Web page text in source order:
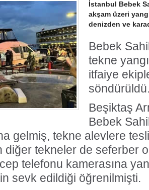
İstanbul Bebek
akşam üzeri
denizden ve
Bebek
tekne
itfaiye
Beşiktaş
Bebek
gelmiş, tekne alevlere
diğer tekneler de seferber
telefonu kamerasına
sevk edildiği öğrenilmişti.